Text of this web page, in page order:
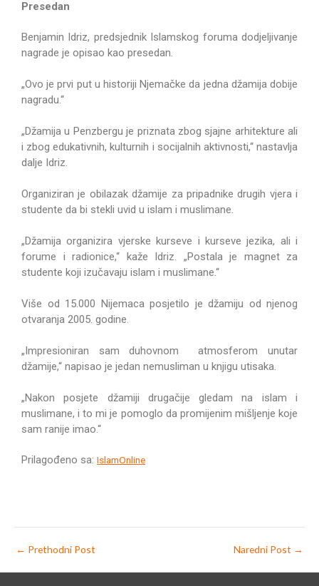
Presedan
Benjamin Idriz, predsjednik Islamskog foruma dodjeljivanje
nagrade je opisao kao presedan.
„Ovo je prvi put u historiji Njemačke da jedna džamija dobije
nagradu.“
„Džamija u Penzbergu je priznata zbog sjajne arhitekture ali
i zbog edukativnih, kulturnih i socijalnih aktivnosti,“ nastavlja
dalje Idriz.
Organiziran je obilazak džamije za pripadnike drugih vjera i
studente da bi stekli uvid u islam i muslimane.
„Džamija organizira vjerske kurseve i kurseve jezika, ali i
forume i radionice,“ kaže Idriz. „Postala je magnet za
studente koji izučavaju islam i muslimane.“
Više od 15.000 Nijemaca posjetilo je džamiju od njenog
otvaranja 2005. godine.
„Impresioniran sam duhovnom atmosferom unutar
džamije,“ napisao je jedan nemusliman u knjigu utisaka.
„Nakon posjete džamiji drugačije gledam na islam i
muslimane, i to mi je pomoglo da promijenim mišljenje koje
sam ranije imao.“
Prilagođeno sa: IslamOnline
← Prethodni Post Naredni Post →